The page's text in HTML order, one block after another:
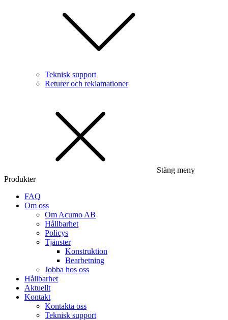
Teknisk support
Returer och reklamationer
Stäng meny
Produkter
FAQ
Om oss
Om Acumo AB
Hållbarhet
Policys
Tjänster
Konstruktion
Bearbetning
Jobba hos oss
Hållbarhet
Aktuellt
Kontakt
Kontakta oss
Teknisk support